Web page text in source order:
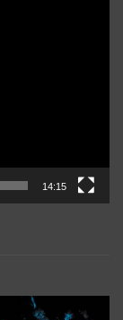
14:15